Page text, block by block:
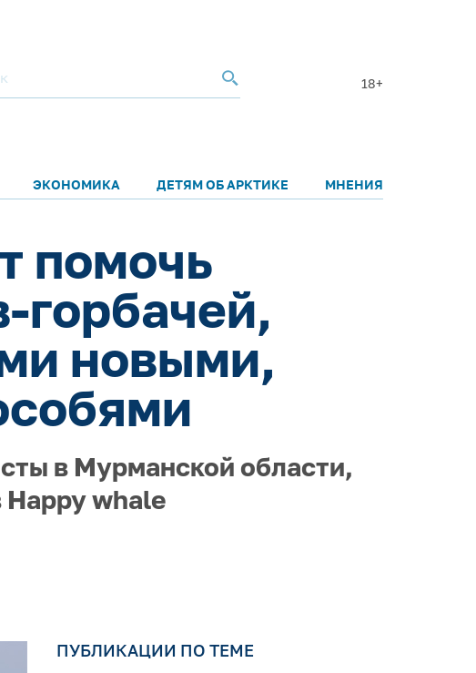
18+
ЭКОНОМИКА ДЕТЯМ ОБ АРКТИКЕ МНЕНИЯ
помочь
горбачей,
новыми,
в Мурманской области,
Happy whale
ПУБЛИКАЦИИ ПО ТЕМЕ